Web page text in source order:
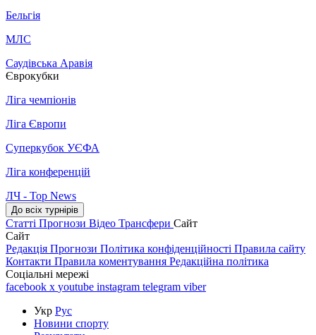
Бельгія
МЛС
Саудівська Аравія
Єврокубки
Ліга чемпіонів
Ліга Європи
Суперкубок УЄФА
Ліга конференцій
ЛЧ - Top News
До всіх турнірів
Статті Прогнози Відео Трансфери Сайт
Сайт
Редакція Прогнози Політика конфіденційності Правила сайту
Контакти Правила коментування Редакційна політика
Соціальні мережі
facebook x youtube instagram telegram viber
Укр Рус
Новини спорту